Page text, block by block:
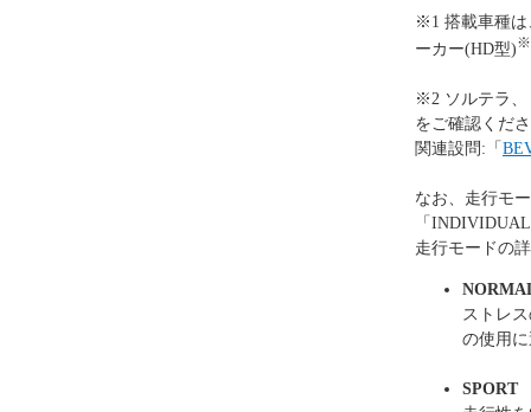
※1 搭載車種は
ーカー(HD型)
※2 ソルテラ、
をご確認くだ
関連設問:「
なお、走行モ
「
走行モードの
ストレ
の使用
SPORT